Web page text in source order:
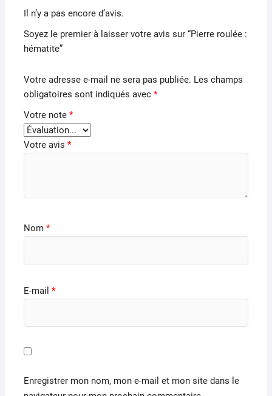
Il n’y a pas encore d’avis.
Soyez le premier à laisser votre avis sur “Pierre roulée :
hématite”
Votre adresse e-mail ne sera pas publiée. Les champs
obligatoires sont indiqués avec *
Votre note *
Votre avis *
Nom *
E-mail *
Enregistrer mon nom, mon e-mail et mon site dans le